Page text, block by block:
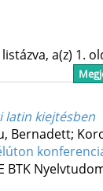
a(z) 1.
latin kiejtésben
Bernadett;
BTK